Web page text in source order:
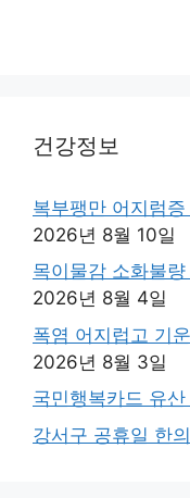
건강정보
복부팽만 어지럼
2026년 8월 10일
목이물감 소화불
2026년 8월 4일
폭염 어지럽고 기
2026년 8월 3일
국민행복카드 유
강서구 공휴일 한